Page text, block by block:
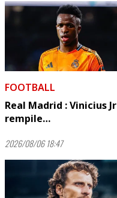
FOOTBALL
Real Madrid : Vinicius Jr
rempile…
2026/08/06 18:47